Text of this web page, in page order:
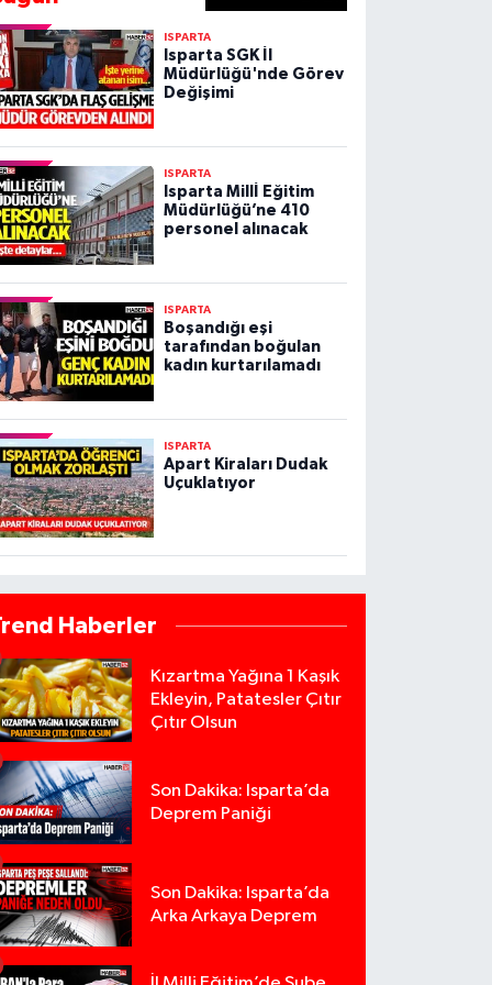
ISPARTA
Isparta SGK İl
Müdürlüğü'nde Görev
Değişimi
ISPARTA
Isparta Millİ Eğitim
Müdürlüğü’ne 410
personel alınacak
ISPARTA
Boşandığı eşi
tarafından boğulan
kadın kurtarılamadı
ISPARTA
Apart Kiraları Dudak
Uçuklatıyor
Haberler
Kızartma Yağına 1 Kaşık
Ekleyin, Patatesler Çıtır
Çıtır Olsun
Son Dakika: Isparta’da
Deprem Paniği
Son Dakika: Isparta’da
Arka Arkaya Deprem